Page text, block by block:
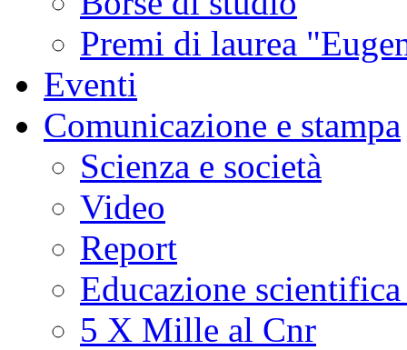
Premi di laurea
Eventi
Comunicazione e stampa
Scienza e società
Video
Report
Educazione
5 X Mille al Cnr